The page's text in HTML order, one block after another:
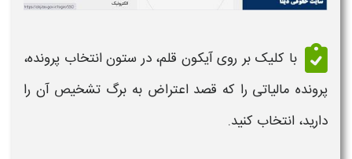
با کلیک بر روی آیکون قلم، در ستون انتخاب پرونده،
پرونده مالیاتی را که قصد اعتراض به برگ تشخیصآن را
دارید، انتخاب کنید.